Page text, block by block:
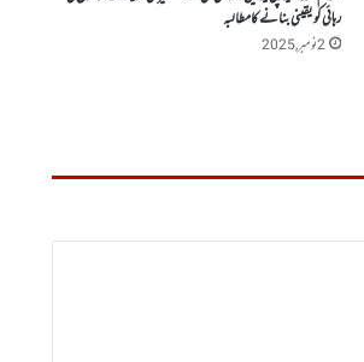
رہائی کو یقینی بنانے کا مطالبہ
2 نومبر, 2025